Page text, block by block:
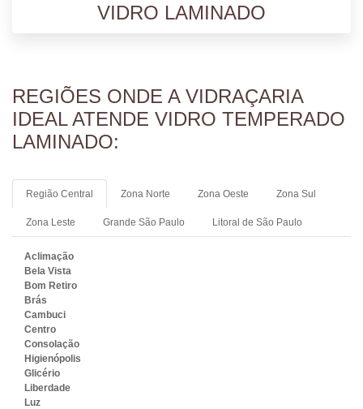
VIDRO LAMINADO
REGIÕES ONDE A VIDRAÇARIA
IDEAL ATENDE VIDRO TEMPERADO
LAMINADO:
Região Central Zona Norte Zona Oeste Zona Sul
Zona Leste Grande São Paulo Litoral de São Paulo
Aclimação
Bela Vista
Bom Retiro
Brás
Cambuci
Centro
Consolação
Higienópolis
Glicério
Liberdade
Luz